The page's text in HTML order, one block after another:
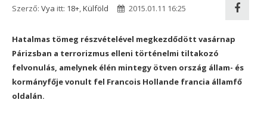
Szerző: Vya itt: 18+,Külföld 2015.01.11 16:25
Hatalmas tömeg részvételével megkezdődött vasárnap
Párizsban a terrorizmus elleni történelmi tiltakozó
felvonulás, amelynek élén mintegy ötven ország állam- és
kormányfője vonult fel Francois Hollande francia államfő
oldalán.